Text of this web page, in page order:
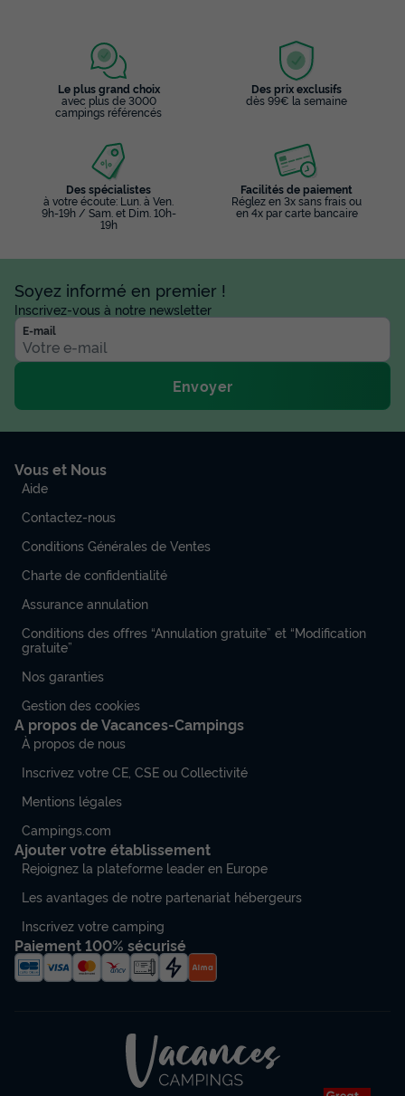
Le plus grand choix
avec plus de 3000
campings référencés
Des prix exclusifs
dès 99€ la semaine
Des spécialistes
à votre écoute: Lun. à Ven.
9h-19h / Sam. et Dim. 10h-
19h
Facilités de paiement
Réglez en 3x sans frais ou
en 4x par carte bancaire
Soyez informé en premier !
Inscrivez-vous à notre newsletter
E-mail
Envoyer
Vous et Nous
Aide
Contactez-nous
Conditions Générales de Ventes
Charte de confidentialité
Assurance annulation
Conditions des offres “Annulation gratuite” et “Modification
gratuite”
Nos garanties
Gestion des cookies
A propos de Vacances-Campings
À propos de nous
Inscrivez votre CE, CSE ou Collectivité
Mentions légales
Campings.com
Ajouter votre établissement
Rejoignez la plateforme leader en Europe
Les avantages de notre partenariat hébergeurs
Inscrivez votre camping
Paiement 100% sécurisé